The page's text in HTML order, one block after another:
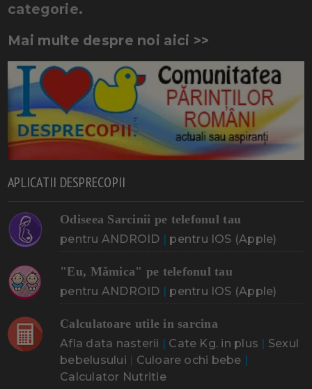
categorie.
Mai multe despre noi aici >>
APLICATII DESPRECOPII
Odiseea Sarcinii pe telefonul tau
pentru ANDROID | pentru IOS (Apple)
"Eu, Mămica" pe telefonul tau
pentru ANDROID | pentru IOS (Apple)
Calculatoare utile in sarcina
Afla data nasterii | Cate Kg. in plus | Sexul
bebelusului | Culoare ochi bebe |
Calculator Nutritie